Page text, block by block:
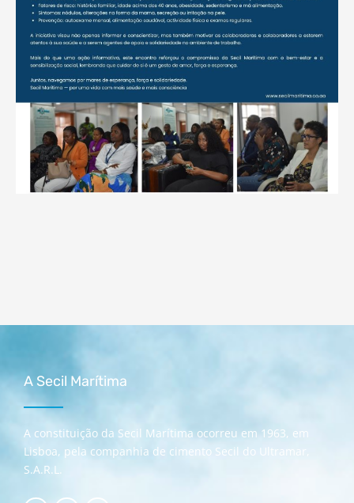
A Secil Marítima
A constituição da Secil Marítima ocorreu em 1963, em
Lisboa, pela companhia de cimento Secil do Ultramar,
S.A.R.L.